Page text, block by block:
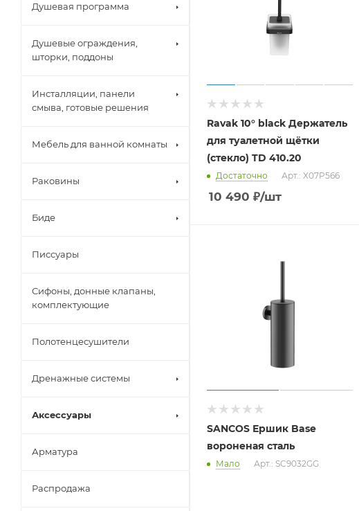
Ravak 10° black Держатель
для туалетной щётки
(стекло) TD 410.20
Достаточно Арт.: X07P566
10 490 ₽/шт
SANCOS Ершик Base
вороненая сталь
Мало Арт.: SC9032GG
Душевая программа
Душевые ограждения,
шторки, поддоны
Инсталляции, панели
смыва, готовые решения
Мебель для ванной комнаты
Раковины
Биде
Писсуары
Сифоны, донные клапаны,
комплектующие
Полотенцесушители
Дренажные системы
Аксессуары
Арматура
Распродажа